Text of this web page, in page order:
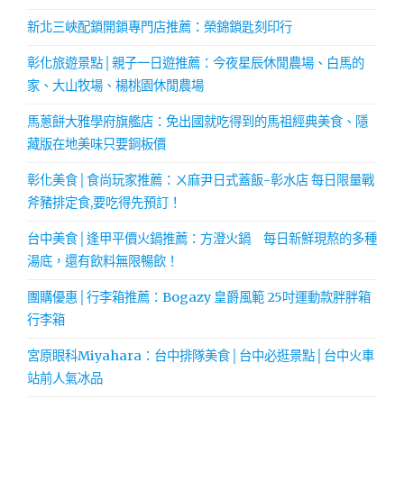
新北三峽配鎖開鎖專門店推薦：榮錦鎖匙刻印行
彰化旅遊景點│親子一日遊推薦：今夜星辰休閒農場、白馬的
家、大山牧場、楊桃園休閒農場
馬蔥餅大雅學府旗艦店：免出國就吃得到的馬祖經典美食、隱
藏版在地美味只要銅板價
彰化美食│食尚玩家推薦：ㄨ麻尹日式蓋飯-彰水店 每日限量戰
斧豬排定食,要吃得先預訂！
台中美食│逢甲平價火鍋推薦：方澄火鍋 每日新鮮現熬的多種
湯底，還有飲料無限暢飲！
團購優惠│行李箱推薦：Bogazy 皇爵風範 25吋運動款胖胖箱
行李箱
宮原眼科Miyahara：台中排隊美食│台中必逛景點│台中火車
站前人氣冰品